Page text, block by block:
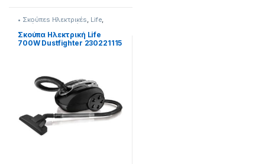
• Σκούπεs Ηλεκτρικέs, Life,
Σκούπισμα & Καθάρισμα
Σκούπα Ηλεκτρική Life
700W Dustfighter 230221115